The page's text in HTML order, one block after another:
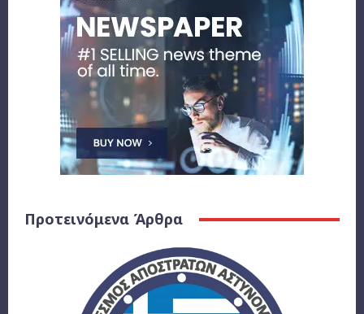
Προτεινόμενα Άρθρα